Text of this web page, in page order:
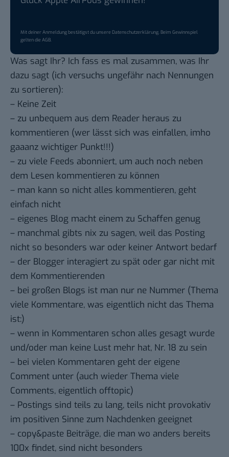
Mit deiner Anmeldung bestätigst du unsereDatenschutzerklärung. Beim Gewinnspiel
gelten dieAGB.
Was sagt Ihr? Ich fass es mal zusammen, was Ihr
dazu sagt (ich versuchs ungefähr nach Nennungen
zu sortieren):
– Keine Zeit
– zu unbequem aus dem Reader heraus zu
kommentieren (wer lässt sich was einfallen, imho
gaaanz wichtiger Punkt!!!)
– zu viele Feeds abonniert, um auch noch neben
dem Lesen kommentieren zu können
– man kann so nicht alles kommentieren, geht
einfach nicht
– eigenes Blog macht einem zu Schaffen genug
– manchmal gibts nix zu sagen, weil das Posting
nicht so besonders war oder keiner Antwort bedarf
– der Blogger interagiert zu spät oder gar nicht mit
dem Kommentierenden
– bei großen Blogs ist man nur ne Nummer (Thema
viele Kommentare, was eigentlich nicht das Thema
ist:)
– wenn in Kommentaren schon alles gesagt wurde
und/oder man keine Lust mehr hat, Nr. 18 zu sein
– bei vielen Kommentaren geht der eigene
Comment unter (auch wieder Thema viele
Comments, eigentlich offtopic)
– Postings sind teils zu lang, teils nicht provokativ
im positiven Sinne zum Nachdenken geeignet
– copy&paste Beiträge, die man wo anders bereits
100x findet, sind nicht besonders